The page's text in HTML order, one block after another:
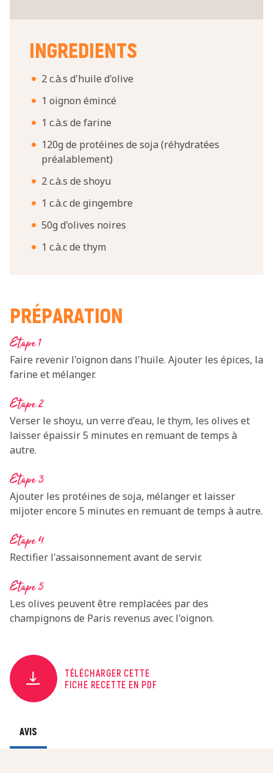
INGREDIENTS
2 c.à.s d'huile d'olive
1 oignon émincé
1 c.à.s de farine
120g de protéines de soja (réhydratées
préalablement)
2 c.à.s de shoyu
1 c.à.c de gingembre
50g d'olives noires
1 c.à.c de thym
PRÉPARATION
Etape 1
Faire revenir l'oignon dans l'huile. Ajouter les épices, la
farine et mélanger.
Etape 2
Verser le shoyu, un verre d'eau, le thym, les olives et
laisser épaissir 5 minutes en remuant de temps à
autre.
Etape 3
Ajouter les protéines de soja, mélanger et laisser
mijoter encore 5 minutes en remuant de temps à autre.
Etape 4
Rectifier l'assaisonnement avant de servir.
Etape 5
Les olives peuvent être remplacées par des
champignons de Paris revenus avec l'oignon.
TÉLÉCHARGER CETTE
FICHE RECETTE EN PDF
AVIS